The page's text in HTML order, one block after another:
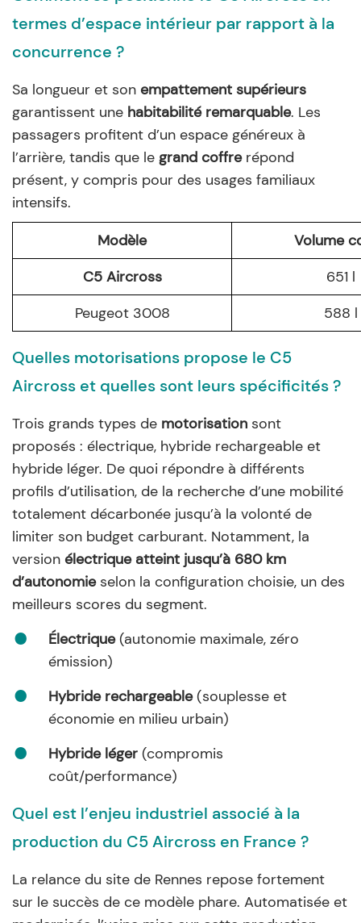
termes d’espace intérieur par rapport à la
concurrence ?
Sa longueur et son empattement supérieurs
garantissent une habitabilité remarquable. Les
passagers profitent d’un espace généreux à
l’arrière, tandis que le grand coffrerépond
présent, y compris pour des usages familiaux
intensifs.
Modèle
Volume
C5 Aircross
651 l
Peugeot 3008
588 l
Quelles motorisations propose le C5
Aircross et quelles sont leurs spécificités ?
Trois grands types de motorisation sont
proposés : électrique, hybride rechargeable et
hybride léger. De quoi répondre à différents
profils d’utilisation, de la recherche d’une mobilité
totalement décarbonée jusqu’à la volonté de
limiter son budget carburant. Notamment, la
version électrique atteint jusqu’à 680 km
d’autonomieselon la configuration choisie, un des
meilleurs scores du segment.
Électrique(autonomie maximale, zéro
émission)
Hybride rechargeable(souplesse et
économie en milieu urbain)
Hybride léger (compromis
coût/performance)
Quel est l’enjeu industriel associé à la
production du C5 Aircross en France ?
La relance du site de Rennes repose fortement
sur le succès de ce modèle phare. Automatisée et